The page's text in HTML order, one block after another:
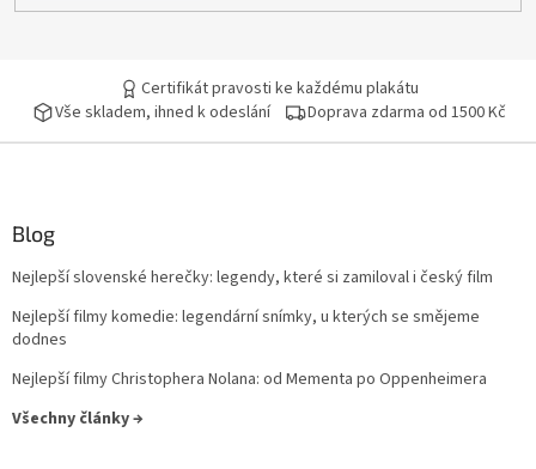
Geoffrey Rush 28
Jan Tříska 28
Owen Wilson 28
Denzel Washington 27
Elijah Wood
Certifikát pravosti ke každému plakátu
Vše skladem, ihned k odeslání
Doprava zdarma od 1500 Kč
Blog
Nejlepší slovenské herečky: legendy, které si zamiloval i český film
Nejlepší filmy komedie: legendární snímky, u kterých se smějeme
dodnes
Nejlepší filmy Christophera Nolana: od Mementa po Oppenheimera
Všechny články →